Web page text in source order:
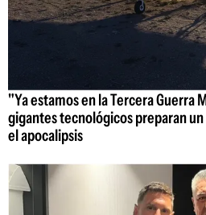
"Ya estamos en la Tercera Guerra
gigantes tecnológicos preparan
el apocalipsis